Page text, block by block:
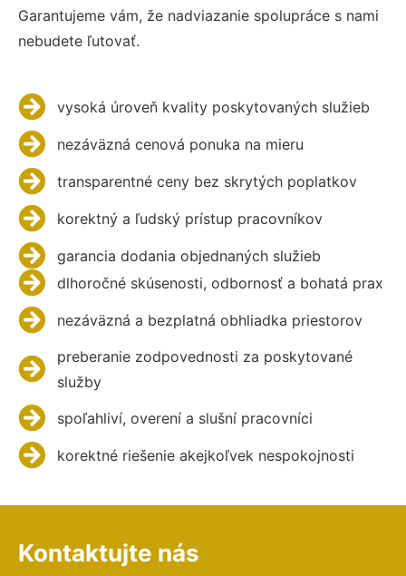
Garantujeme vám, že nadviazanie spolupráce s nami
nebudete ľutovať.
vysoká úroveň kvality poskytovaných služieb
nezáväzná cenová ponuka na mieru
transparentné ceny bez skrytých poplatkov
korektný a ľudský prístup pracovníkov
garancia dodania objednaných služieb
dlhoročné skúsenosti, odbornosť a bohatá prax
nezáväzná a bezplatná obhliadka priestorov
preberanie zodpovednosti za poskytované
služby
spoľahliví, overení a slušní pracovníci
korektné riešenie akejkoľvek nespokojnosti
Kontaktujte nás